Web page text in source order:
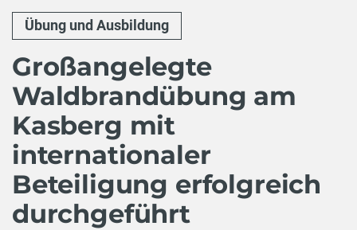
Übung und Ausbildung
Großangelegte
Waldbrandübung am
Kasberg mit
internationaler
Beteiligung erfolgreich
durchgeführt